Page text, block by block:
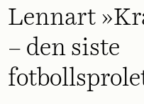
Lennart
– den siste